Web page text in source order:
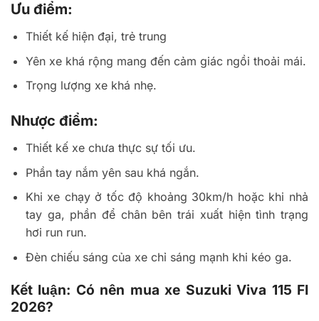
Ưu điểm:
Thiết kế hiện đại, trẻ trung
Yên xe khá rộng mang đến cảm giác ngồi thoải mái.
Trọng lượng xe khá nhẹ.
Nhược điểm:
Thiết kế xe chưa thực sự tối ưu.
Phần tay nắm yên sau khá ngắn.
Khi xe chạy ở tốc độ khoảng 30km/h hoặc khi nhả
tay ga, phần để chân bên trái xuất hiện tình trạng
hơi run run.
Đèn chiếu sáng của xe chỉ sáng mạnh khi kéo ga.
Kết luận: Có nên mua xe Suzuki Viva 115 FI
2026?